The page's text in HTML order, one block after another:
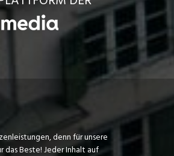
denn für unsere
das Beste! Jeder Inhalt auf